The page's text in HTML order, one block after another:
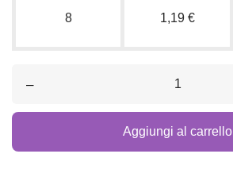
8 1,19 €
–
Aggiungi al carrello